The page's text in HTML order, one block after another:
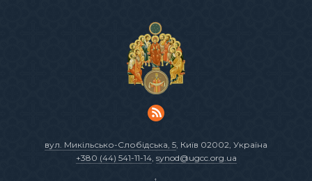
вул. Микільсько-Слобідська, 5 , Київ 02002, Україна
+380 (44) 541-11-14, synod@ugcc.org.ua